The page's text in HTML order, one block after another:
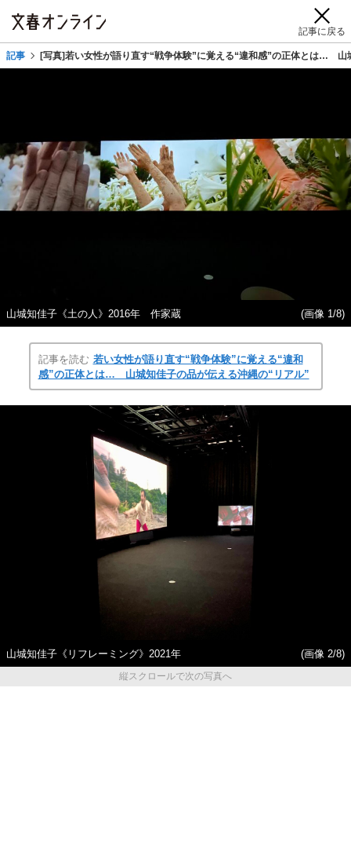
記事に戻る
記事 [写真]若い女性が語り直す“戦争体験”に覚える“違和感”の正体とは… 山
山城知佳子《土の人》2016年 作家蔵 (画像 1/8)
記事を読む 若い女性が語り直す“戦争体験”に覚える“違和
感”の正体とは… 山城知佳子の品が伝える沖縄の“リアル”
山城知佳子《リフレーミング》2021年
(画像 2/8)
縦スクロールで次の写真へ